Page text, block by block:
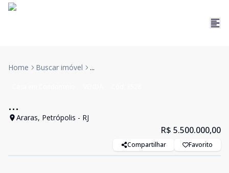
Home Buscar imóvel ...
...
Araras, Petrópolis - RJ
R$ 5.500.000,00
Compartilhar Favorito